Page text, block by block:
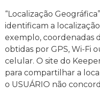
“Localização
identificam a
exemplo, coordenadas
obtidas por GPS, Wi-Fi
celular. O site do
para compartilhar a
o USUÁRIO não